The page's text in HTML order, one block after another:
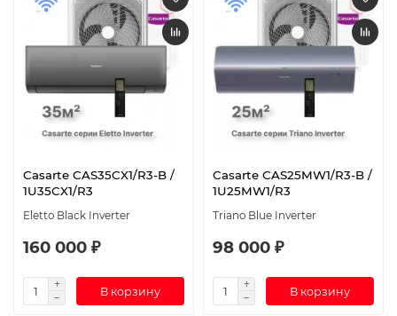
Casarte CAS35CX1/R3-B /
1U35CX1/R3
Eletto Black Inverter
160 000 ₽
В корзину
Casarte СAS25MW1/R3-B /
1U25MW1/R3
Triano Blue Inverter
98 000 ₽
В корзину